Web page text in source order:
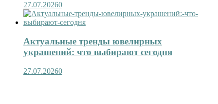
27.07.20260
Актуальные тренды ювелирных
украшений: что выбирают сегодня
27.07.20260